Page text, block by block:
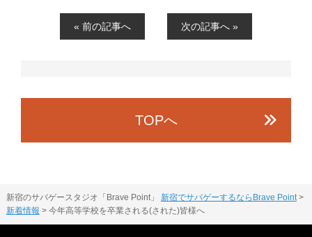
« 前の記事へ 次の記事へ »
TOPへ
新宿のサバゲースタジオ「Brave Point」 新宿でサバゲーするならBrave Point>
新着情報 > 今年高等学校を卒業される(された)皆様へ